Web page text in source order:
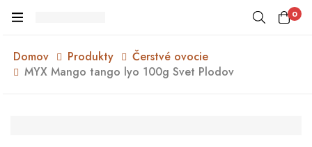
0
Domov Produkty
Čerstvé ovocie
MYX Mango tango lyo 100g Svet Plodov